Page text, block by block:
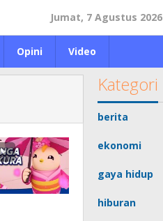
Jumat, 7 Agustus 2026
Opini Video
Kategori
berita
ekonomi
gaya hidup
hiburan